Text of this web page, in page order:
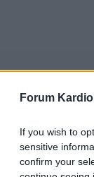
Forum
If you wish to
sensitive
confirm your
na
sprawiło